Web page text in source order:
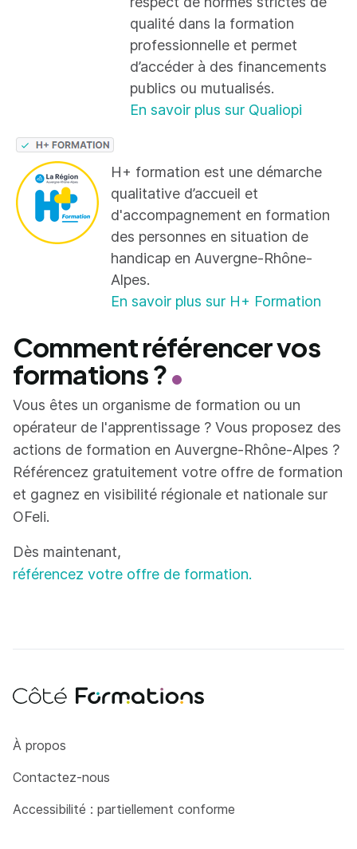
qualité dans la formation
professionnelle et permet
d’accéder à des financements
publics ou mutualisés.
En savoir plus sur Qualiopi
H+ formation est une démarche
qualitative d’accueil et
d'accompagnement en formation
des personnes en situation de
handicap en Auvergne-Rhône-
Alpes.
En savoir plus sur H+ Formation
Comment référencer vos
formations ?
Vous êtes un organisme de formation ou un
opérateur de l'apprentissage ? Vous proposez des
actions de formation en Auvergne-Rhône-Alpes ?
Référencez gratuitement votre offre de formation
et gagnez en visibilité régionale et nationale sur
OFeli.
Dès maintenant,
référencez votre offre de formation.
Côté Formations
À propos
Contactez-nous
Accessibilité : partiellement conforme